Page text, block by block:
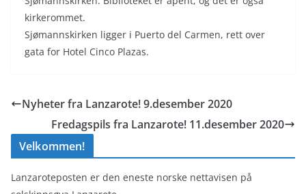
kirkerommet.
Sjømannskirken ligger i Puerto del Carmen, rett over
gata for Hotel Cinco Plazas.
Nyheter fra Lanzarote! 9.desember 2020
Fredagspils fra Lanzarote! 11.desember 2020
Velkommen!
Lanzaroteposten er den eneste norske nettavisen på